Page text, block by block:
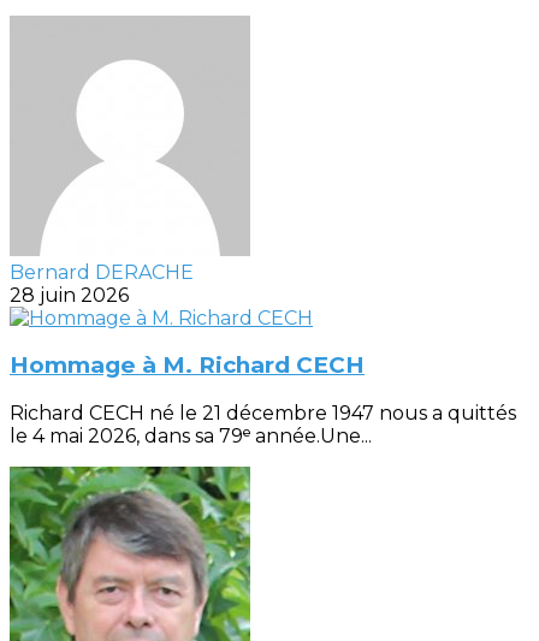
Bernard DERACHE
28 juin 2026
Hommage à M. Richard CECH
Richard CECH né le 21 décembre 1947 nous a quittés
le 4 mai 2026, dans sa 79ᵉ année.Une...